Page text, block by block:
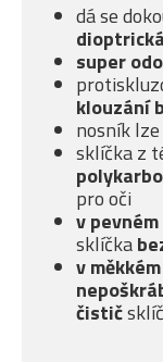
dá se
super
klouzání
nosník lze
sklíčka z
pro oči
v
sklíčka
v
čistič